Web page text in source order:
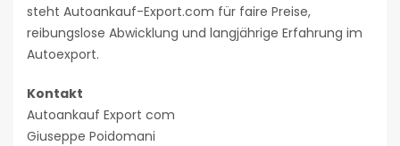
steht Autoankauf-Export.com für faire Preise,
reibungslose Abwicklung und langjährige Erfahrung im
Autoexport.
Kontakt
Autoankauf Export com
Giuseppe Poidomani